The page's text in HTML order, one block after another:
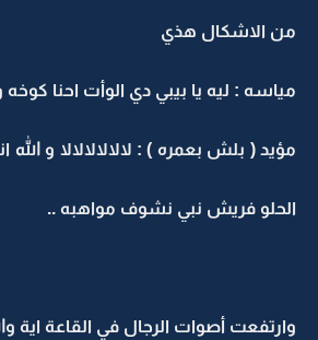
من الاشكال هذي
مياسه : ليه يا بيبي دي الوأت احنا كوخه و
مؤيد ( بلش بعمره ) : لالالالالالا و الله
الحلو فريش نبي نشوف مواهبه ..
وارتفعت أصوات الرجال في القاعة اية